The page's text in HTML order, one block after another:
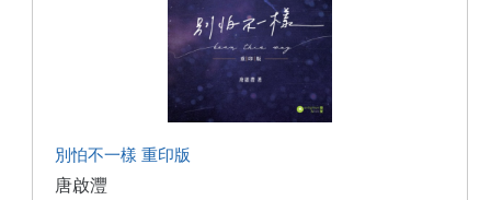
別怕不一樣 重印版
唐啟灃